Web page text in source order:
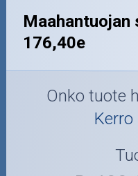
176,40e
Onko tuote
Kerro